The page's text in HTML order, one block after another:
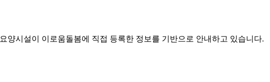
시설이 이로움돌봄에 직접 등록한 정보를 기반으로 안내하고 있습니다.